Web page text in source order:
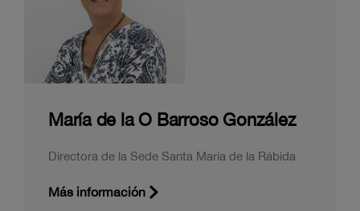
María de la O Barroso González
Directora de la Sede Santa Marí­a de la Rábida
Más información